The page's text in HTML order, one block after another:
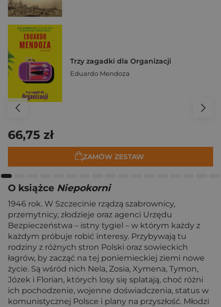
Trzy zagadki dla Organizacji
Eduardo Mendoza
66,75 zł
ZAMÓW ZESTAW
O książce Niepokorni
1946 rok. W Szczecinie rządzą szabrownicy,
przemytnicy, złodzieje oraz agenci Urzędu
Bezpieczeństwa – istny tygiel – w którym każdy z
każdym próbuje robić interesy. Przybywają tu
rodziny z różnych stron Polski oraz sowieckich
łagrów, by zacząć na tej poniemieckiej ziemi nowe
życie. Są wśród nich Nela, Zosia, Xymena, Tymon,
Józek i Florian, których losy się splatają, choć różni
ich pochodzenie, wojenne doświadczenia, status w
komunistycznej Polsce i plany na przyszłość. Młodzi